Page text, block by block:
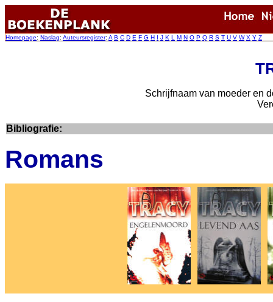
Homepage: Naslag: Auteursregister: A B C D E F G H I J K L M N O P Q R S T U V W X Y Z
Schrijfnaam van moeder en
Bibliografie:
Romans